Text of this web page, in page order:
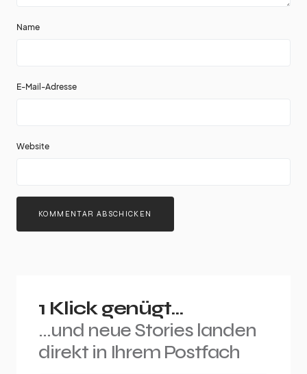
Name
E-Mail-Adresse
Website
1 Klick genügt...
...und neue Stories landen
direkt in Ihrem Postfach